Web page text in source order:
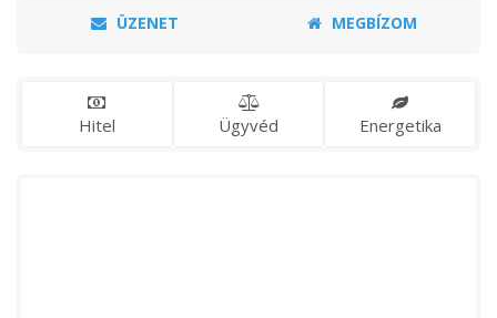
ÜZENET MEGBÍZOM
Hitel Ügyvéd Energetika